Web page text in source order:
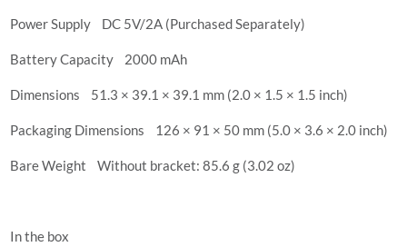
Power Supply DC 5V/2A (Purchased Separately)
Battery Capacity 2000 mAh
Dimensions 51.3 × 39.1 × 39.1 mm (2.0 × 1.5 × 1.5 inch)
Packaging Dimensions 126 × 91 × 50 mm (5.0 × 3.6 × 2.0 inch)
Bare Weight Without bracket: 85.6 g (3.02 oz)
In the box